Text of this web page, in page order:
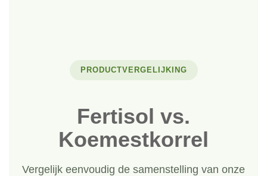
PRODUCTVERGELIJKING
Fertisol vs.
Koemestkorrel
Vergelijk eenvoudig de samenstelling van onze